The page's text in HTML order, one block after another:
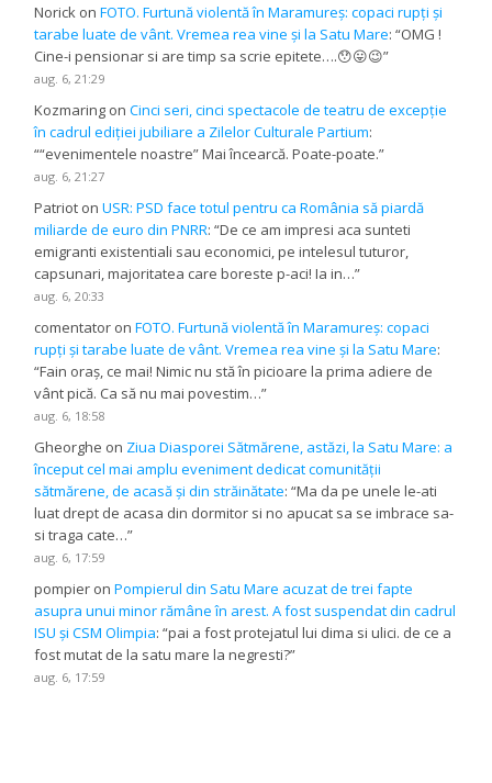
Norick onFOTO. Furtună violentă în Maramureș: copaci rupți și
tarabe luate de vânt. Vremea rea vine și la Satu Mare: “OMG !
Cine-i pensionar si are timp sa scrie epitete….😯😛😉”
aug. 6, 21:29
Kozmaring onCinci seri, cinci spectacole de teatru de excepție
în cadrul ediției jubiliare a Zilelor Culturale Partium:
““evenimentele noastre” Mai încearcă. Poate-poate.”
aug. 6, 21:27
Patriot onUSR: PSD face totul pentru ca România să piardă
miliarde de euro din PNRR: “De ce am impresi aca sunteti
emigranti existentiali sau economici, pe intelesul tuturor,
capsunari, majoritatea care boreste p-aci! Ia in…”
aug. 6, 20:33
comentator onFOTO. Furtună violentă în Maramureș: copaci
rupți și tarabe luate de vânt. Vremea rea vine și la Satu Mare:
“Fain oraș, ce mai! Nimic nu stă în picioare la prima adiere de
vânt pică. Ca să nu mai povestim…”
aug. 6, 18:58
Gheorghe on Ziua Diasporei Sătmărene, astăzi, la Satu Mare: a
început cel mai amplu eveniment dedicat comunității
sătmărene, de acasă și din străinătate: “Ma da pe unele le-ati
luat drept de acasa din dormitor si no apucat sa se imbrace sa-
si traga cate…”
aug. 6, 17:59
pompier onPompierul din Satu Mare acuzat de trei fapte
asupra unui minor rămâne în arest. A fost suspendat din cadrul
ISU și CSM Olimpia: “pai a fost protejatul lui dima si ulici. de ce a
fost mutat de la satu mare la negresti?”
aug. 6, 17:59